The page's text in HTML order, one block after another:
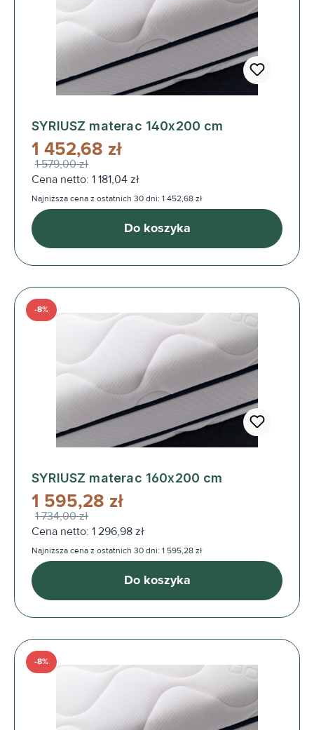
SYRIUSZ materac 140x200 cm
1 452,68 zł
1 579,00 zł
Cena netto: 1 181,04 zł
Najniższa cena z ostatnich 30 dni: 1 452,68 zł
Do koszyka
SYRIUSZ materac 160x200 cm
-8%
1 595,28 zł
1 734,00 zł
Cena netto: 1 296,98 zł
Najniższa cena z ostatnich 30 dni: 1 595,28 zł
Do koszyka
-8%